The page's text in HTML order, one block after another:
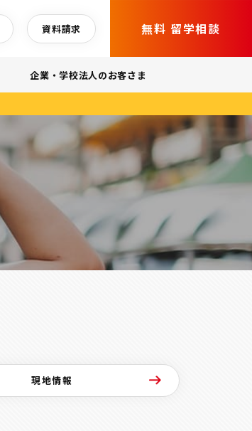
資料請求 無料 留学相談
企業・学校法人のお客さま
現地情報